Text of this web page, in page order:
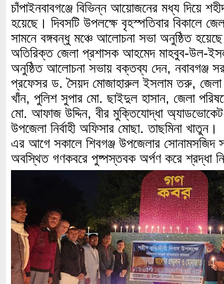
চাঁপাইনবাবগঞ্জে বিভিন্ন আয়োজনের মধ্য দিয়ে
হয়েছে। দিবসটি উপলক্ষে বৃহস্পতিবার বিকালে
সামনে বঙ্গবন্ধু মঞ্চে আলোচনা সভা অনুষ্ঠিত
অতিরিক্ত জেলা প্রশাসক আহমেদ মাহবুব-উল-
অনুষ্ঠিত আলোচনা সভায় বক্তব্য দেন, নবাবগঞ্জ
প্রফেসর ড. সৈয়দ মোজাহারুল ইসলাম তরু,
খাঁন, পুলিশ সুপার মো. ছাইদুল হাসান, জেলা
মো. আফাজ উদ্দিন, বীর মুক্তিযোদ্ধা
উপজেলা নির্বাহী অফিসার মোছা. তাছমিনা খাতুন।
এর আগে সকালে শিবগঞ্জ উপজেলার সোনামসজিদ
অবস্থিত গণকবরে পুষ্পস্তবক অর্পণ করে শ্রদ্ধা